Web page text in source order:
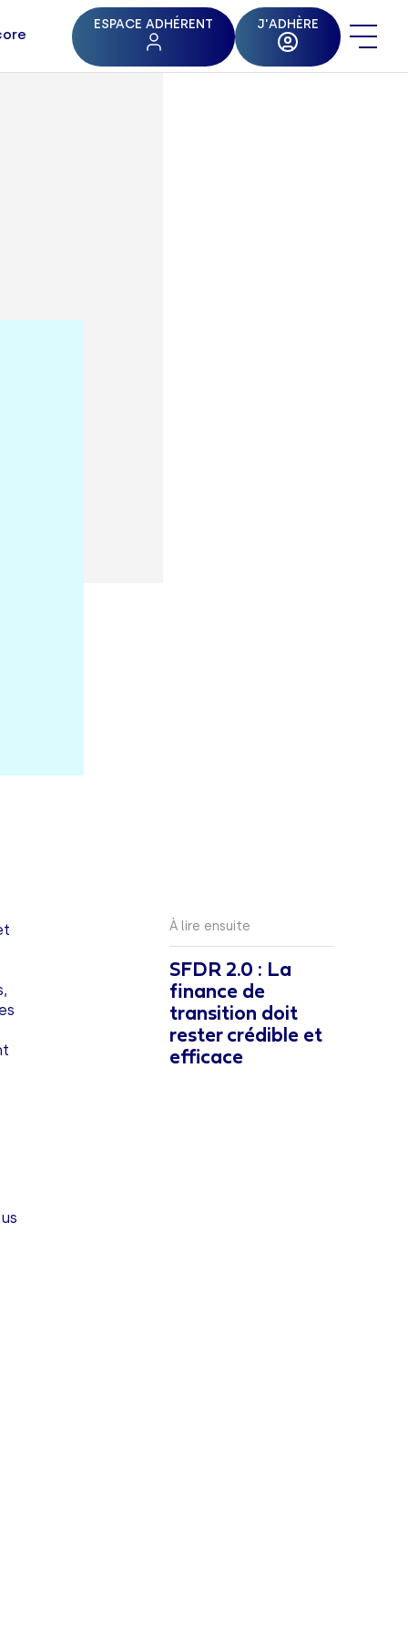
ESPACE ADHÉRENT J'ADHÈRE
À lire ensuite
SFDR 2.0 : La
finance de
transition doit
rester crédible et
efficace